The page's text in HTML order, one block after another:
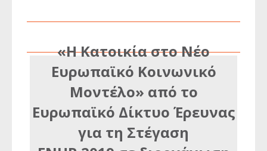
«Η Κατοικία στο Νέο
Ευρωπαϊκό Κοινωνικό
Μοντέλο» από το
Ευρωπαϊκό Δίκτυο Έρευνας
για τη Στέγαση